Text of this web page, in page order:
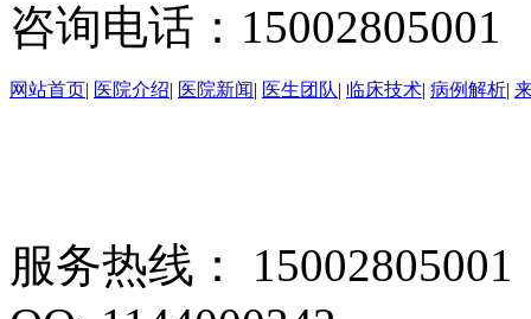
咨询电话：15002805001
网站首页| 医院介绍| 医院新闻| 医生团队| 临床技术| 病例解析|
服务热线：